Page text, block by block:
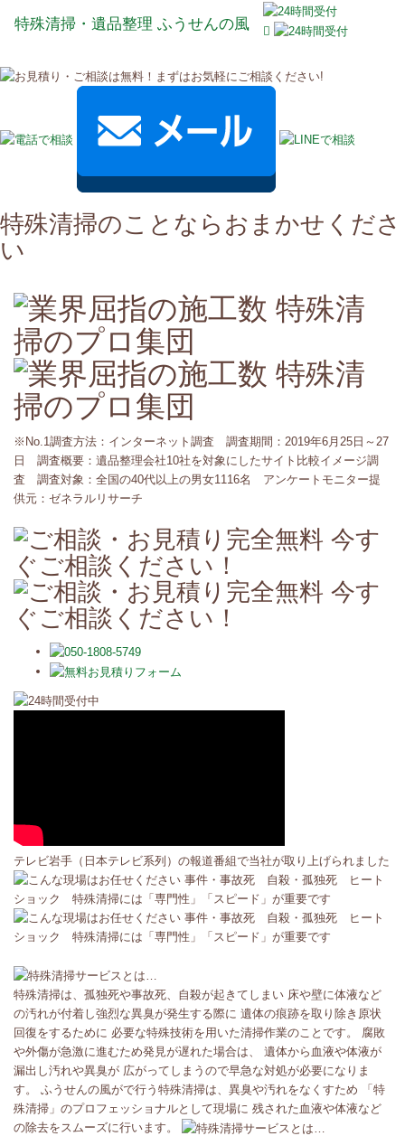
特殊清掃・遺品整理 ふうせんの風
特殊清掃のことならおまかせくださ
い
※No.1調査方法：インターネット調査 調査期間：2019年6月25日～27
日 調査概要：遺品整理会社10社を対象にしたサイト比較イメージ調
査 調査対象：全国の40代以上の男女1116名 アンケートモニター提
供元：ゼネラルリサーチ
テレビ岩手（日本テレビ系列）の報道番組で当社が取り上げられました
特殊清掃は、孤独死や事故死、自殺が起きてしまい 床や壁に体液など
の汚れが付着し強烈な異臭が発生する際に 遺体の痕跡を取り除き原状
回復をするために 必要な特殊技術を用いた清掃作業のことです。 腐敗
や外傷が急激に進むため発見が遅れた場合は、 遺体から血液や体液が
漏出し汚れや異臭が 広がってしまうので早急な対処が必要になりま
す。 ふうせんの風がで行う特殊清掃は、異臭や汚れをなくすため 「特
殊清掃」のプロフェッショナルとして現場に 残された血液や体液など
の除去をスムーズに行います。